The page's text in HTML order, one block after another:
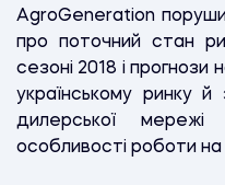
AgroGeneration
про поточний стан
сезоні 2018 і
українському ринку й
дилерської
особливості роботи на